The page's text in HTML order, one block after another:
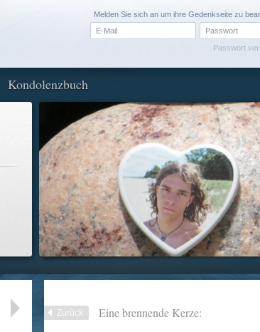
Passwort
Melden Sie sich an um ihre Gedenkseite zu
Kondolenzbuch
Zurück Eine brennende Kerze: